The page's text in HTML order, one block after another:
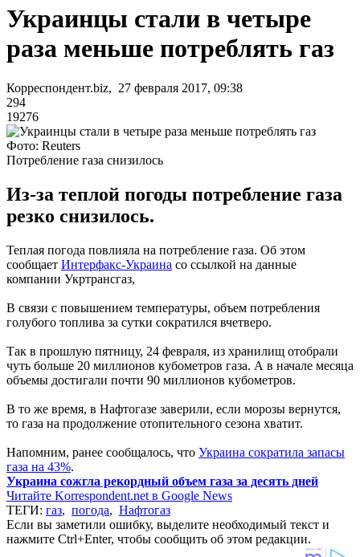
Украинцы стали в четыре
раза меньше потреблять газ
Корреспондент.biz, 27 февраля 2017, 09:38
294
19276
Фото: Reuters
Потребление газа снизилось
Из-за теплой погоды потребление газа
резко снизилось.
Теплая погода повлияла на потребление газа. Об этом
сообщает Интерфакс-Украина со ссылкой на данные
компании Укртрансгаз,
В связи с повышением температуры, объем потребления
голубого топлива за сутки сократился вчетверо.
Так в прошлую пятницу, 24 февраля, из хранилищ отобрали
чуть больше 20 миллионов кубометров газа. А в начале месяца
объемы достигали почти 90 миллионов кубометров.
В то же время, в Нафтогазе заверили, если морозы вернутся,
то газа на продолжение отопительного сезона хватит.
Напомним, ранее сообщалось, что Украина сократила запасы
газа на 43%.
Украина сожгла рекордный объем газа за десять дней
Читайте Korrespondent.net в Google News
ТЕГИ: газ, погода, Нафтогаз
Если вы заметили ошибку, выделите необходимый текст и
нажмите Ctrl+Enter, чтобы сообщить об этом редакции.